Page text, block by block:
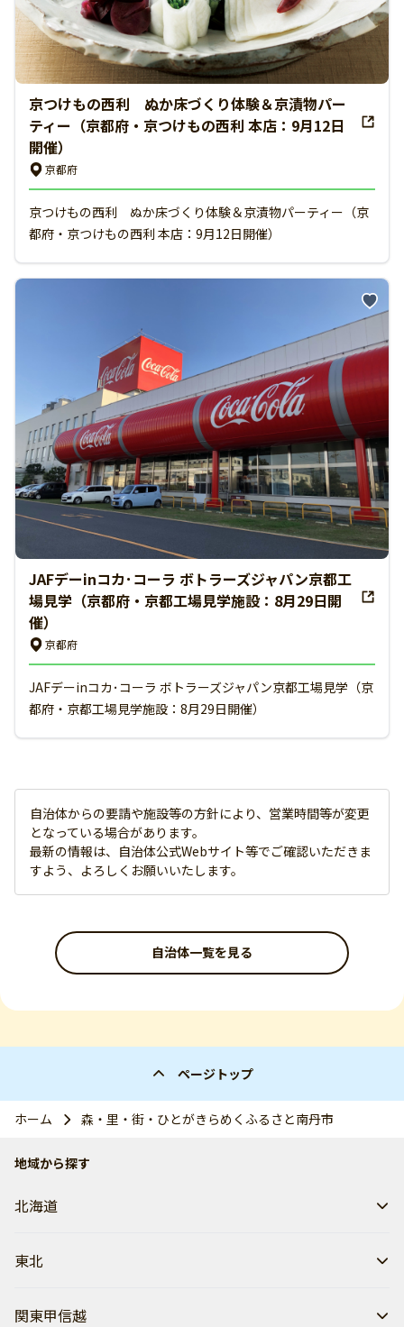
京つけもの西利 ぬか床づくり体験＆京漬物パー
ティー（京都府・京つけもの西利 本店：9月12日
開催）
京都府
京つけもの西利 ぬか床づくり体験＆京漬物パーティー（京
都府・京つけもの西利 本店：9月12日開催）
JAFデーinコカ･コーラ ボトラーズジャパン京都工
場見学（京都府・京都工場見学施設：8月29日開
催）
京都府
JAFデーinコカ･コーラ ボトラーズジャパン京都工場見学（京
都府・京都工場見学施設：8月29日開催）
自治体からの要請や施設等の方針により、営業時間等が変更
となっている場合があります。
最新の情報は、自治体公式Webサイト等でご確認いただきま
すよう、よろしくお願いいたします。
自治体一覧を見る
ページトップ
ホーム 森・里・街・ひとがきらめくふるさと南丹市
地域から探す
北海道
東北
関東甲信越